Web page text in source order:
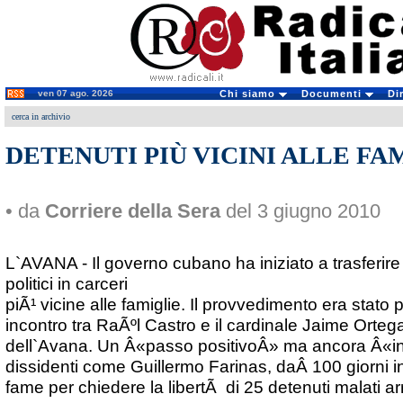
ven 07 ago. 2026 Chi siamo Documenti
cerca in archivio
DETENUTI PIÙ VICINI ALLE
• da Corriere della Seradel 3 giugno 2010
L`AVANA - Il governo cubano ha iniziato a
politici in carceri
piÃ¹ vicine alle famiglie. Il provvedimento era stato
incontro tra RaÃºl Castro e il cardinale Jaime
dell`Avana. Un Â«passo positivoÂ» ma ancora
dissidenti come Guillermo Farinas, daÂ 100 giorni
fame per chiedere la libertÃ di 25 detenuti malati